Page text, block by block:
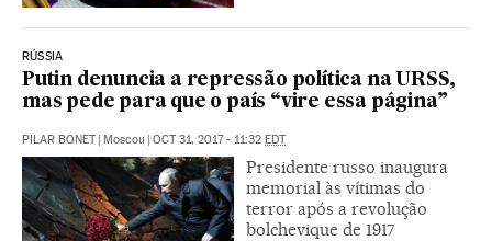
RÚSSIA
Putin denuncia a repressão política na URSS,
mas pede para que o país “vire essa página”
PILAR BONET | Moscou | OCT 31, 2017 - 11:32 EDT
Presidente russo inaugura
memorial às vítimas do
terror após a revolução
bolchevique de 1917